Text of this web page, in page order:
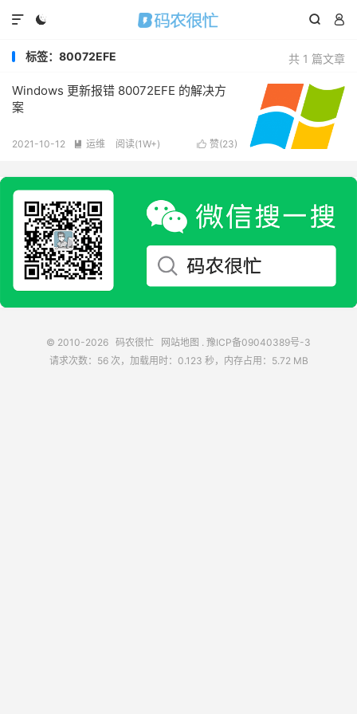
  

共 1 篇文章
标签：80072EFE
Windows 更新报错 80072EFE 的解决方
案
 赞(23)
2021-10-12  运维 阅读(1W+)
© 2010-2026 码农很忙 网站地图 . 豫ICP备09040389号-3
请求次数：56 次，加载用时：0.123 秒，内存占用：5.72 MB